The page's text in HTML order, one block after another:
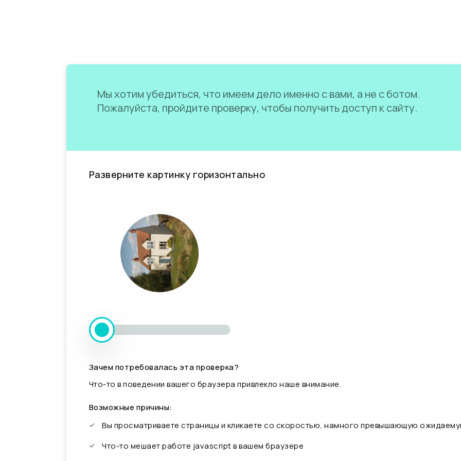
Мы хотим убедиться, что имеем дело именно с вами, а не с ботом.
Пожалуйста, пройдите проверку, чтобы получить доступ к сайту.
Разверните картинку горизонтально
Зачем потребовалась эта проверка?
Что-то в поведении вашего браузера привлекло наше внимание.
Возможные причины:
Вы просматриваете страницы и кликаете со скоростью, намного превышающую
Что-то мешает работе javascript в вашем браузере